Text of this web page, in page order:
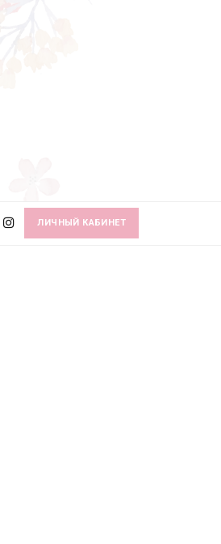
ЛИЧНЫЙ КАБИНЕТ